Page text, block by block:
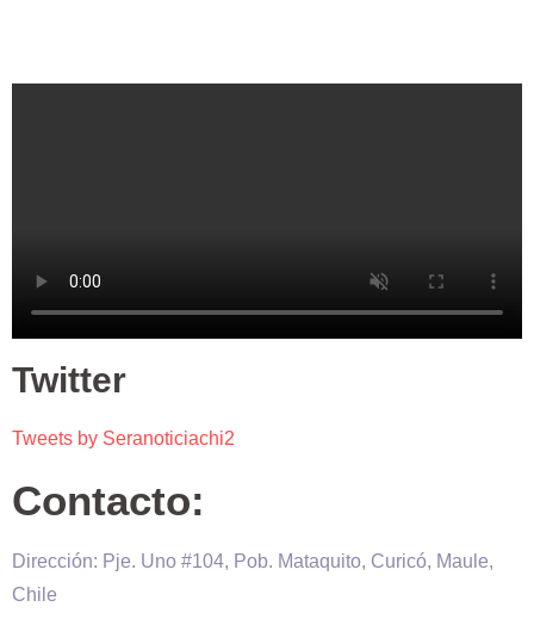
Twitter
Tweets by Seranoticiachi2
Contacto:
Dirección: Pje. Uno #104, Pob. Mataquito, Curicó, Maule,
Chile